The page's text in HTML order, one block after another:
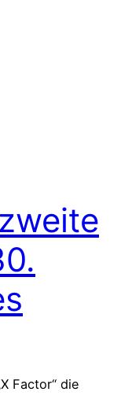
Factor“ die